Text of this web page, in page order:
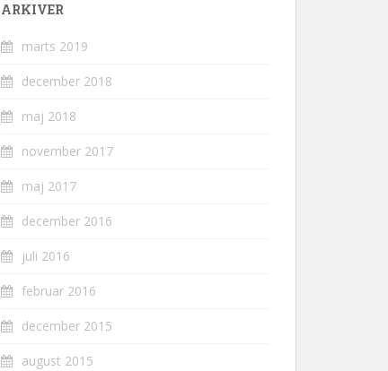
ARKIVER
marts 2019
december 2018
maj 2018
november 2017
maj 2017
december 2016
juli 2016
februar 2016
december 2015
august 2015